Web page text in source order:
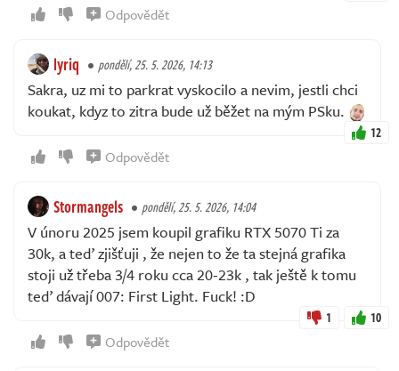
Odpovědět
lyriq pondělí, 25. 5. 2026, 14:13
Sakra, uz mi to parkrat vyskocilo a nevim, jestli chci
koukat, kdyz to zitra bude už běžet na mým PSku.
12
Odpovědět
Stormangels pondělí, 25. 5. 2026, 14:04
V únoru 2025 jsem koupil grafiku RTX 5070 Ti za
30k, a teď zjišťuji , že nejen to že ta stejná grafika
stoji už třeba 3/4 roku cca 20-23k , tak ještě k tomu
teď dávají 007: First Light. Fuck! :D
1 10
Odpovědět